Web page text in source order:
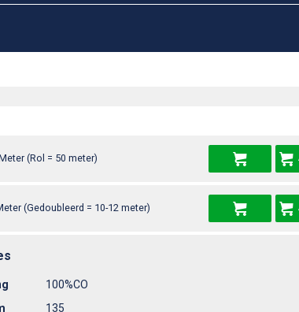
(Rol = 50 meter)
(Gedoubleerd = 10-12 meter)
100%CO
135